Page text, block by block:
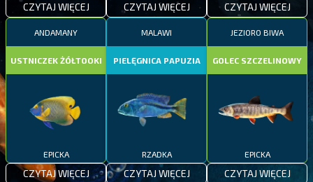
CZYTAJ WIĘCEJ CZYTAJ WIĘCEJ CZYTAJ WIĘCEJ
ANDAMANY
USTNICZEK ŻÓŁTOOKI
EPICKA
CZYTAJ WIĘCEJ
MALAWI
PIELĘGNICA PAPUZIA
RZADKA
CZYTAJ WIĘCEJ
JEZIORO BIWA
GOLEC SZCZELINOWY
EPICKA
CZYTAJ WIĘCEJ